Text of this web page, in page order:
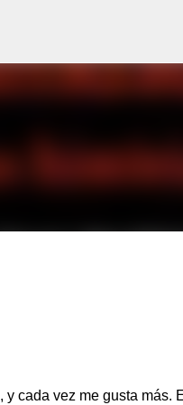
, y cada vez me gusta más.